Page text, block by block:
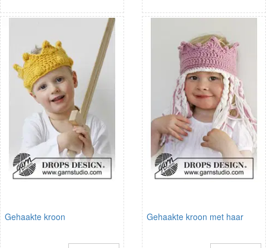
Gehaakte kroon Gehaakte kroon met haar